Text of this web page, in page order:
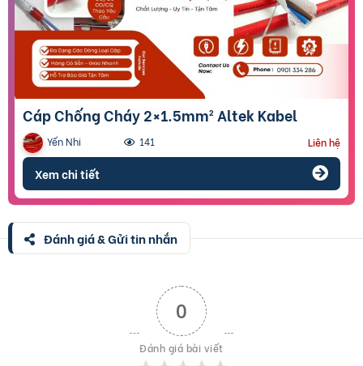
Cáp Chống Cháy 2×1.5mm² Altek Kabel
Yến Nhi 141 Liên hệ
Xem chi tiết
Đánh giá & Gửi tin nhắn
0
Đánh giá bài viết